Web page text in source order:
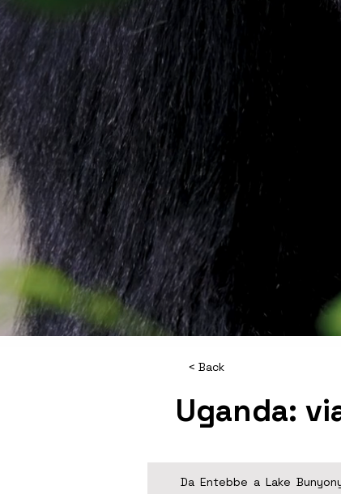
Da Entebbe a Lake
< Back
Uganda: